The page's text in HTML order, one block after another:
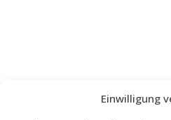
Einwilligung